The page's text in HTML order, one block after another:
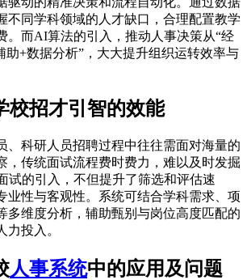
不同学科领域的人才缺口，合理配置教学
。而AI算法的引入，推动人事决策从“经
助+数据分析”，大大提升组织运转效率与
校招才引智的效能
、科研人员招聘过程中往往需面对海量的
，传统面试流程费时费力，难以及时发掘
试的引入，不但提升了筛选和评估速
业性与客观性。系统可结合学科需求、项
多维度分析，辅助甄别与岗位高度匹配的
力投入。
人事系统中的应用及问题